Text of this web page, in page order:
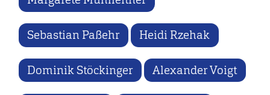
Sebastian Paßehr Heidi Rzehak
Dominik Stöckinger Alexander Voigt